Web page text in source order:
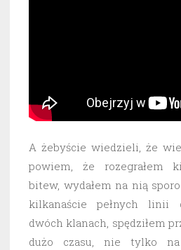
A żebyście wiedzieli, że
powiem, że rozegrałem
bitew, wydałem na nią
kilkanaście pełnych linii
dwóch klanach, spędziłem
dużo czasu, nie tylko